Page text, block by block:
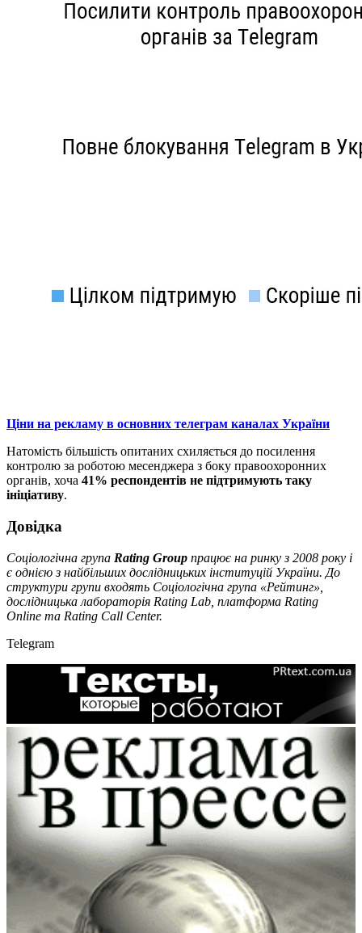
Ціни на рекламу в основних телеграм каналах України
Натомість більшість опитаних схиляється до посилення
контролю за роботою месенджера з боку правоохоронних
органів, хоча 41% респондентів не підтримують таку
ініціативу.
Довідка
Соціологічна група Rating Group працює на ринку з 2008 року і
є однією з найбільших дослідницьких інституцій України. До
структури групи входять Соціологічна група «Рейтинг»,
дослідницька лабораторія Rating Lab, платформа Rating
Online та Rating Call Center.
Telegram